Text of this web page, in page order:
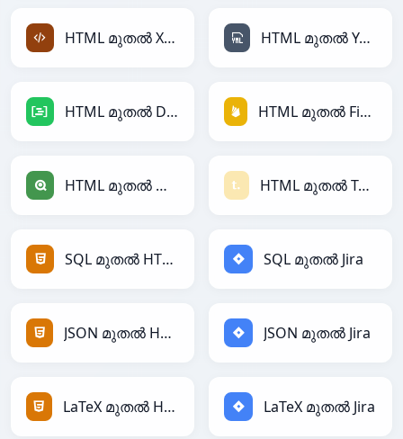
HTML മുതൽ XML HTML മുതൽ YAML
HTML മുതൽ DAX HTML മുതൽ Firebase
HTML മുതൽ Qlik HTML മുതൽ Textile
SQL മുതൽ HTML SQL മുതൽ Jira
JSON മുതൽ HTML JSON മുതൽ Jira
LaTeX മുതൽ HTML LaTeX മുതൽ Jira